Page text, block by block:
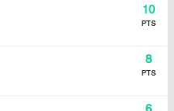
10
PTS
8
PTS